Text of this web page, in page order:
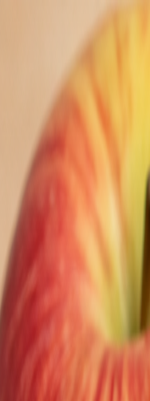
Nedeľa, 9. augusta 2026